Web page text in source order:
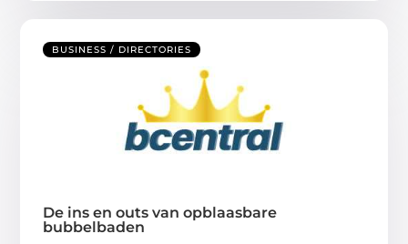
BUSINESS / DIRECTORIES
De ins en outs van opblaasbare
bubbelbaden